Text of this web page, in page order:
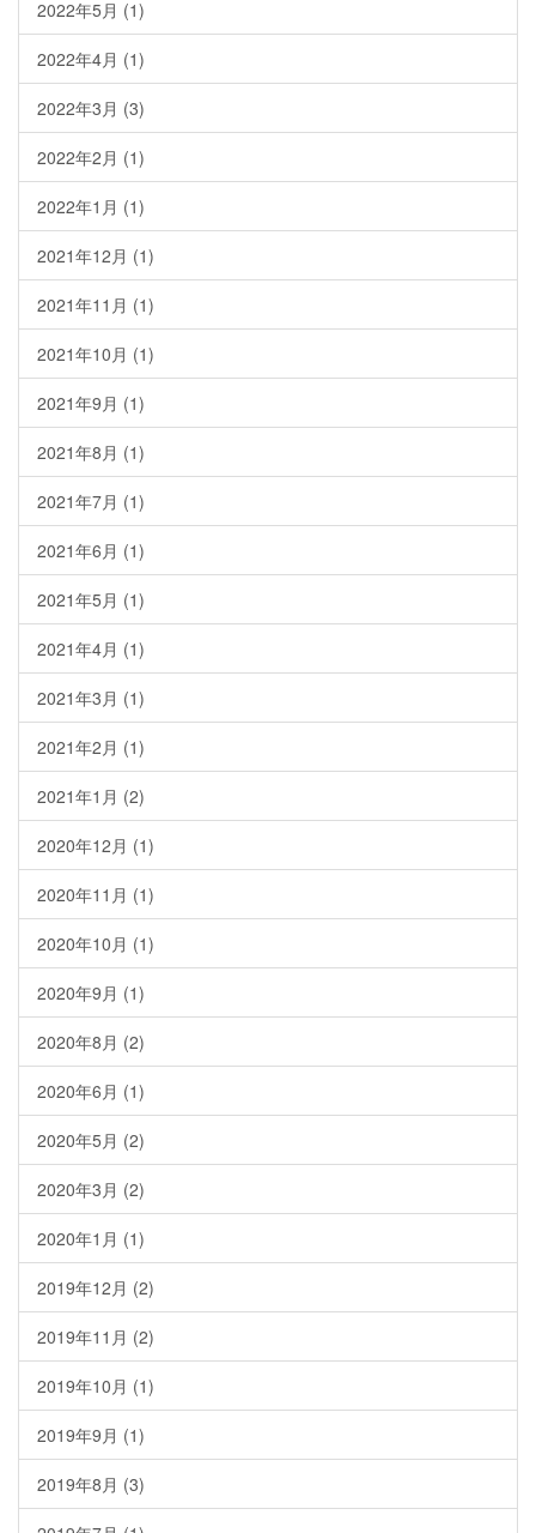
2022年5月 (1)
2022年4月 (1)
2022年3月 (3)
2022年2月 (1)
2022年1月 (1)
2021年12月 (1)
2021年11月 (1)
2021年10月 (1)
2021年9月 (1)
2021年8月 (1)
2021年7月 (1)
2021年6月 (1)
2021年5月 (1)
2021年4月 (1)
2021年3月 (1)
2021年2月 (1)
2021年1月 (2)
2020年12月 (1)
2020年11月 (1)
2020年10月 (1)
2020年9月 (1)
2020年8月 (2)
2020年6月 (1)
2020年5月 (2)
2020年3月 (2)
2020年1月 (1)
2019年12月 (2)
2019年11月 (2)
2019年10月 (1)
2019年9月 (1)
2019年8月 (3)